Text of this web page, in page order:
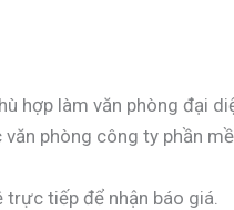
hợp làm văn phòng đại
phòng công ty phần
trực tiếp để nhận báo giá.